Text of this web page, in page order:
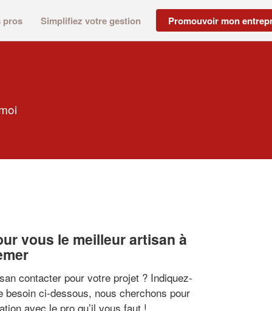
pros Simplifiez votre gestion Promouvoir mon
vous le meilleur artisan à
contacter pour votre projet ? Indiquez-
besoin ci-dessous, nous cherchons pour
avec le pro qu’il vous faut !